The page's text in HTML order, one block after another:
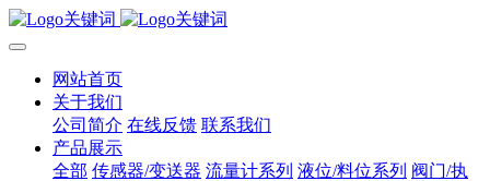
网站首页
关于我们
公司简介 在线反馈 联系我们
产品展示
全部 传感器/变送器 流量计系列 液位/料位系列 阀门/执